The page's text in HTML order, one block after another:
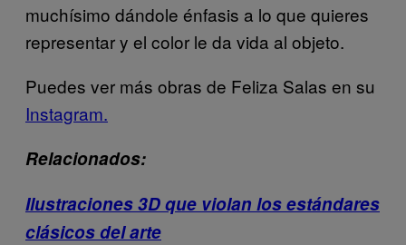
muchísimo dándole énfasis a lo que quieres
representar y el color le da vida al objeto.
Puedes ver más obras de Feliza Salas en su
Instagram.
Relacionados:
Ilustraciones 3D que violan los estándares
clásicos del arte